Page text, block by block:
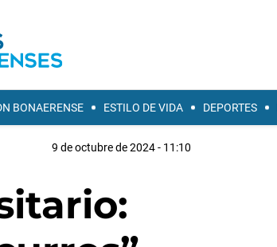
BONAERENSE ESTILO DE VIDA DEPORTES
9 de octubre de 2024 - 11:10